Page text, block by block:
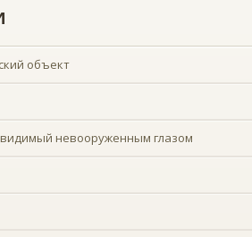
объект
невооруженным глазом